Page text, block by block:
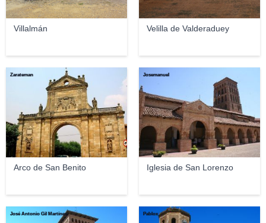
Villalmán Velilla de Valderaduey
Arco de San Benito
Zarateman
Iglesia de San Lorenzo
Josemanuel
José Antonio Gil Martínez Pablox